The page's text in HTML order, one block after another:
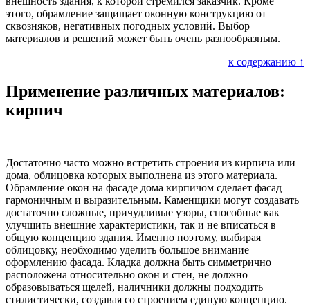
этого, обрамление защищает оконную конструкцию от
сквозняков, негативных погодных условий. Выбор
материалов и решений может быть очень разнообразным.
к содержанию ↑
Применение различных материалов:
кирпич
Достаточно часто можно встретить строения из кирпича или
дома, облицовка которых выполнена из этого материала.
Обрамление окон на фасаде дома кирпичом сделает фасад
гармоничным и выразительным. Каменщики могут создавать
достаточно сложные, причудливые узоры, способные как
улучшить внешние характеристики, так и не вписаться в
общую концепцию здания. Именно поэтому, выбирая
облицовку, необходимо уделить большое внимание
оформлению фасада. Кладка должна быть симметрично
расположена относительно окон и стен, не должно
образовываться щелей, наличники должны подходить
стилистически, создавая со строением единую концепцию.